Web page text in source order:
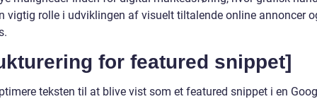
vigtig rolle i udviklingen af visuelt tiltalende online annoncer
for featured snippet]
teksten til at blive vist som et featured snippet i en